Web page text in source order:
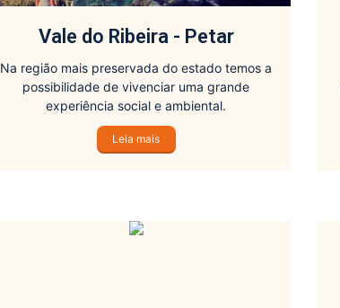
Vale do Ribeira - Petar
Na região mais preservada do estado temos a
possibilidade de vivenciar uma grande
experiência social e ambiental.
Leia mais